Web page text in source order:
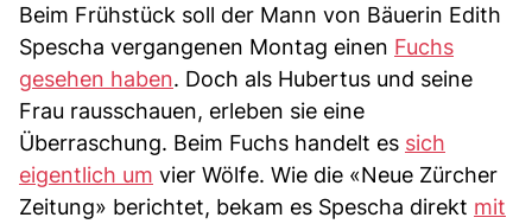
Beim Frühstück soll der Mann von Bäuerin Edith
Spescha vergangenen Montag einen Fuchs
gesehen haben. Doch als Hubertus und seine
Frau rausschauen, erleben sie eine
Überraschung. Beim Fuchs handelt es sich
eigentlich um vier Wölfe. Wie die «Neue Zürcher
Zeitung» berichtet, bekam es Spescha direkt mit